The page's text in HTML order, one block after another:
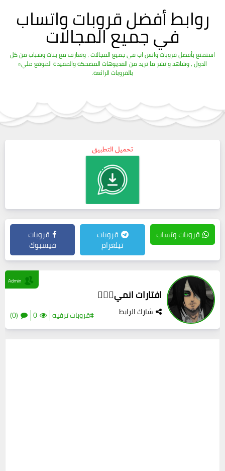
روابط أفضل قروبات واتساب
في جميع المجالات
استمتع بأفضل قروبات واتس اب في جميع المجالات ، وتعارف مع بنات وشباب من كل
الدول ، وشاهد وانشر ما تريد من الفديوهات المضحكة والمفيدة الموقع مليء
بالقروبات الرائعة.
قروبات وتساب قروبات
تيلغرام
قروبات
فيسبوك
افتارات انمي😮‍💨🔥
شارك الرابط #قروبات ترفيه 0
(0)
Admin